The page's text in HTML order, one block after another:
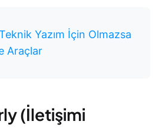
Yazım İçin Olmazsa
Araçlar
(İletişimi